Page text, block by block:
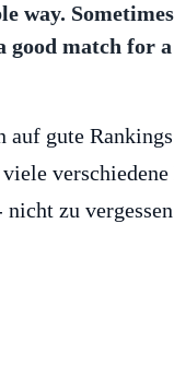
way.
match for
gute
zu